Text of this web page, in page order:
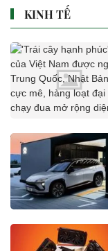
KINH TẾ